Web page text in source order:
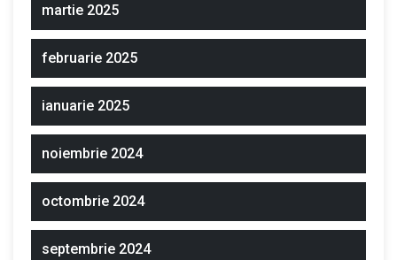
martie 2025
februarie 2025
ianuarie 2025
noiembrie 2024
octombrie 2024
septembrie 2024